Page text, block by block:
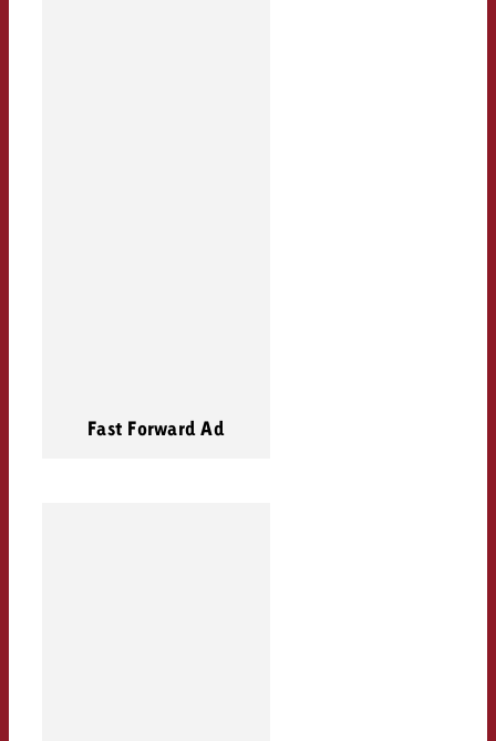
Fast Forward Ad